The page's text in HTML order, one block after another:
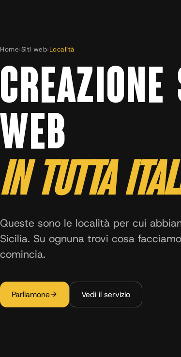
Home›Siti web›Località
CREAZIONE
WEB
IN TUTTA
Queste sono le località per cui
Sicilia. Su ognuna trovi cosa
comincia.
Parliamone Vedi il servizio